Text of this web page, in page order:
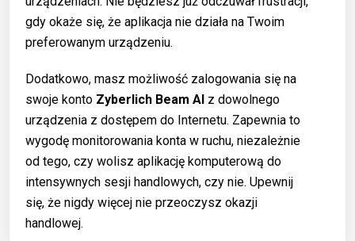
gdy okaże się, że aplikacja nie działa na Twoim
preferowanym urządzeniu.
Dodatkowo, masz możliwość zalogowania się na
swoje konto Zyberlich Beam AI z dowolnego
urządzenia z dostępem do Internetu. Zapewnia to
wygodę monitorowania konta w ruchu, niezależnie
od tego, czy wolisz aplikację komputerową do
intensywnych sesji handlowych, czy nie. Upewnij
się, że nigdy więcej nie przeoczysz okazji
handlowej.